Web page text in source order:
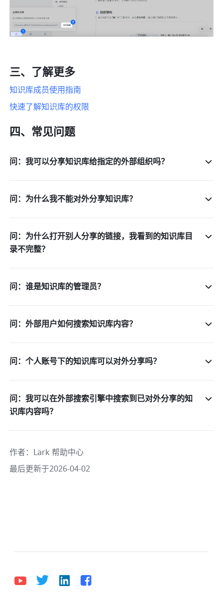
三、了解更多
知识库成员使用指南
快速了解知识库的权限
四、常见问题
问：我可以分享知识库给指定的外部组织吗？
问：为什么我不能对外分享知识库？
问：为什么打开别人分享的链接，我看到的知识库目
录不完整？
问：谁是知识库的管理员？
问：外部用户如何搜索知识库内容？
问：个人账号下的知识库可以对外分享吗？
问：我可以在外部搜索引擎中搜索到已对外分享的知
识库内容吗？
作者： Lark 帮助中心
最后更新于2026-04-02